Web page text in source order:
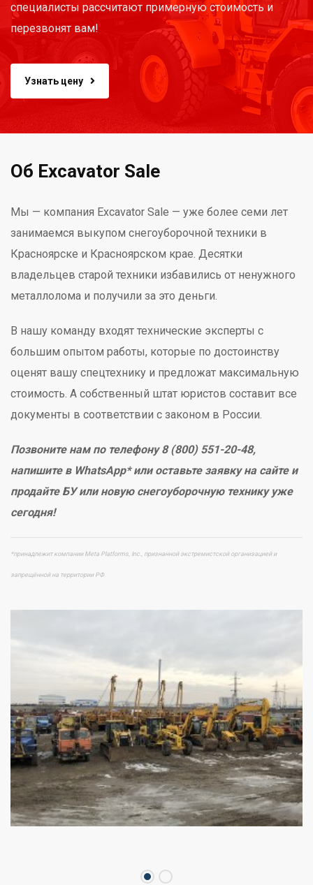
специалисты рассчитают примерную стоимость и
перезвонят вам!
Узнать цену
Об Excavator Sale
Мы — компания Excavator Sale — уже более семи лет
занимаемся выкупом снегоуборочной техники в
Красноярске и Красноярском крае. Десятки
владельцев старой техники избавились от ненужного
металлолома и получили за это деньги.
В нашу команду входят технические эксперты с
большим опытом работы, которые по достоинству
оценят вашу спецтехнику и предложат максимальную
стоимость. А собственный штат юристов составит все
документы в соответствии с законом в России.
Позвоните нам по телефону 8 (800) 551-20-48,
напишите в WhatsApp* или оставьте заявку на сайте и
продайте БУ или новую снегоуборочную технику уже
сегодня!
*принадлежит компании Meta Platforms, Inc., признанной экстремистской организацией и
запрещённой на территории РФ